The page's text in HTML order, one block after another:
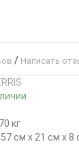
/ Написать
кг
см x 21 см x 8